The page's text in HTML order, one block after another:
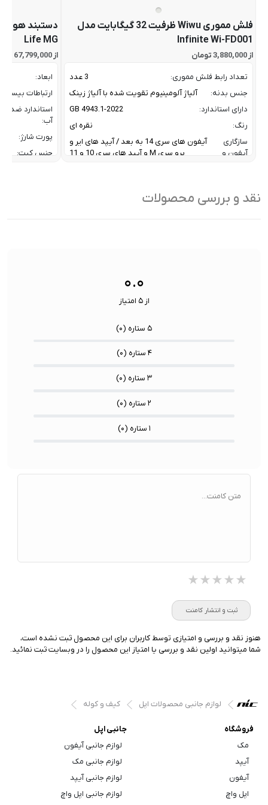
فلش مموری Wiwu ظرفیت 32 گیگابایت مدل
Infinite Wi-FD001
از 3,880,000 تومان
تعداد رابط فلش مموری:
3 عدد
جنس بدنه:
آلیاژ آلومینیوم تقویت شده با آلیاژ زینک
دارای استاندارد:
GB 4943.1-2022
رنگ:
نقره ای
سازگاری
آیفون و
آیفون های سری 14 به بعد / آیپد های ایر و
پرو سری M و آیپد های سری 10 و 11
ظرفیت:
Life MG
از 67,799,000 تومان
ابعاد:
ارتباطات بیسیم:
استاندارد ضد
آب:
پورت شارژ:
جنس کیت:
نقد و بررسی محصولات
۰.۰
از ۵ امتیاز
۵ ستاره ( ۰)
۴ ستاره ( ۰)
۳ ستاره ( ۰)
۲ ستاره ( ۰)
۱ ستاره ( ۰)
متن کامنت...
★★★★★
★★★★★
★★★★★
ثبت و انتشار کامنت
هنوز نقد و بررسی و امتیازی توسط کاربران برای این محصول ثبت نشده است،
شما میتوانید اولین نقد و بررسی یا امتیاز این محصول را در وبسایت ثبت نمائید.
لوازم جانبی محصولات اپل کیف و کوله
فروشگاه
مک
آیپد
آیفون
اپل واچ
جانبی اپل
لوازم جانبی آیفون
لوازم جانبی مک
لوازم جانبی آیپد
لوازم جانبی اپل واچ